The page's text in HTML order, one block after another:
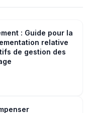
: Guide pour la
relative
de gestion des